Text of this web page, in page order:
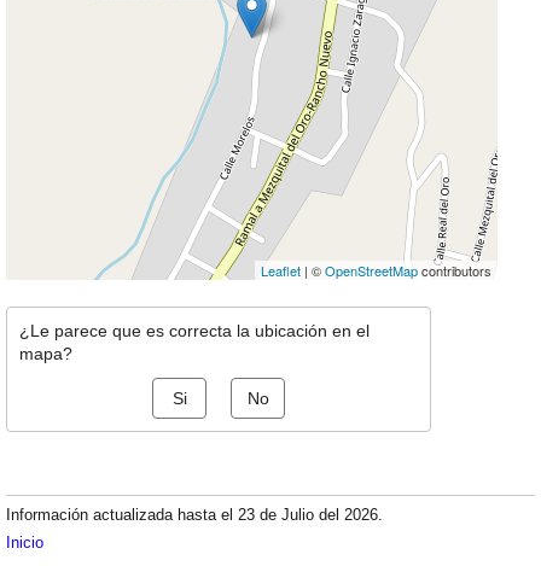
Leaflet | ©OpenStreetMapcontributors
¿Le parece que es correcta la ubicación en el
mapa?
Si No
Información actualizada hasta el 23 de Julio del 2026.
Inicio